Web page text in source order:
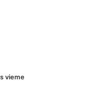
vieme